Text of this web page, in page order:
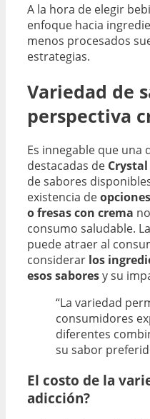
A la hora de elegir
enfoque hacia
menos procesados
estrategias.
Variedad de
perspectiva
Es innegable que una
destacadas de
de sabores
existencia de
o fresas con crema
consumo saludable.
puede atraer al
considerar los
esos saboresy su
“La variedad
consumidores
diferentes
su sabor
El costo de la
adicción?